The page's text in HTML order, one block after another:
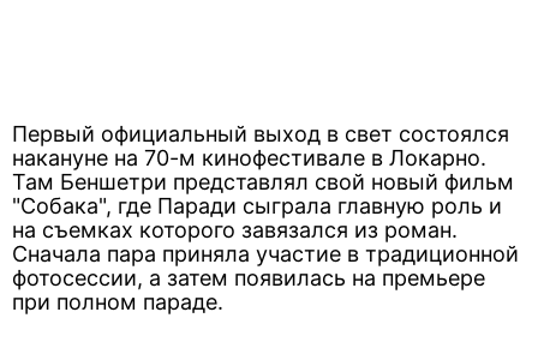
Первый официальный выход в свет состоялся
накануне на 70-м кинофестивале в Локарно.
Там Беншетри представлял свой новый фильм
"Собака", где Паради сыграла главную роль и
на съемках которого завязался из роман.
Сначала пара приняла участие в традиционной
фотосессии, а затем появилась на премьере
при полном параде.